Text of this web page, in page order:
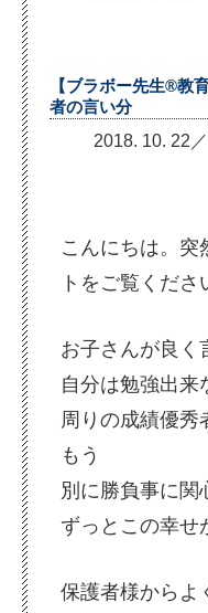
【ブラボー先生®教
者の言い分
2018. 10. 22
こんにちは。突
トをご覧くださ
お子さんが良く
自分は勉強出来
周りの成績優秀
もう
別に勝負事に関
ずっとこの幸せ
保護者様からよ